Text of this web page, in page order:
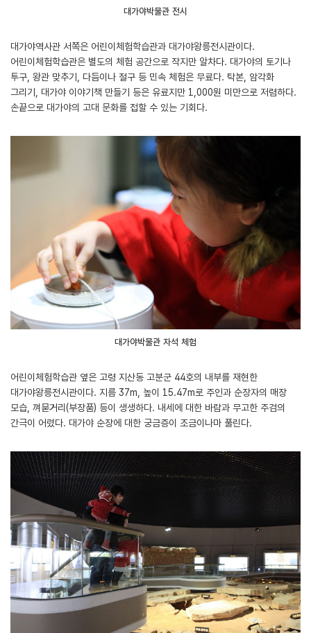
대가야박물관 전시
대가야역사관 서쪽은 어린이체험학습관과 대가야왕릉전시관이다.
어린이체험학습관은 별도의 체험 공간으로 작지만 알차다. 대가야의 토기나
투구, 왕관 맞추기, 다듬이나 절구 등 민속 체험은 무료다. 탁본, 암각화
그리기, 대가야 이야기책 만들기 등은 유료지만 1,000원 미만으로 저렴하다.
손끝으로 대가야의 고대 문화를 접할 수 있는 기회다.
대가야박물관 자석 체험
어린이체험학습관 옆은 고령 지산동 고분군 44호의 내부를 재현한
대가야왕릉전시관이다. 지름 37m, 높이 15.47m로 주인과 순장자의 매장
모습, 껴묻거리(부장품) 등이 생생하다. 내세에 대한 바람과 무고한 주검의
간극이 어렸다. 대가야 순장에 대한 궁금증이 조금이나마 풀린다.